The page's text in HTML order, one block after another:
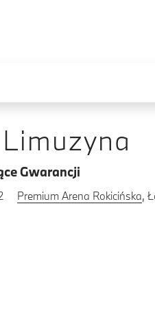
Gwarancji
Premium Arena Rokicińska,